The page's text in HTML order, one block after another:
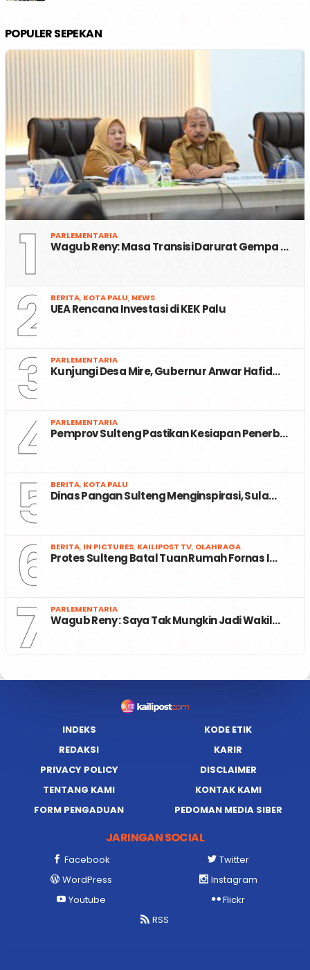
POPULER SEPEKAN
1 PARLEMENTARIA
Wagub Reny: Masa Transisi Darurat Gempa …
2 BERITA, KOTA PALU, NEWS
UEA Rencana Investasi di KEK Palu
3 PARLEMENTARIA
Kunjungi Desa Mire, Gubernur Anwar Hafid…
4 PARLEMENTARIA
Pemprov Sulteng Pastikan Kesiapan Penerb…
5 BERITA, KOTA PALU
Dinas Pangan Sulteng Menginspirasi, Sula…
6 BERITA, IN PICTURES, KAILIPOST TV, OLAHRAGA
Protes Sulteng Batal Tuan Rumah Fornas I…
7 PARLEMENTARIA
Wagub Reny : Saya Tak Mungkin Jadi Wakil…
INDEKS
KODE ETIK
REDAKSI
KARIR
PRIVACY POLICY
DISCLAIMER
TENTANG KAMI
KONTAK KAMI
FORM PENGADUAN
PEDOMAN MEDIA SIBER
JARINGAN SOCIAL
Facebook
Twitter
WordPress
Instagram
Youtube
Flickr
RSS